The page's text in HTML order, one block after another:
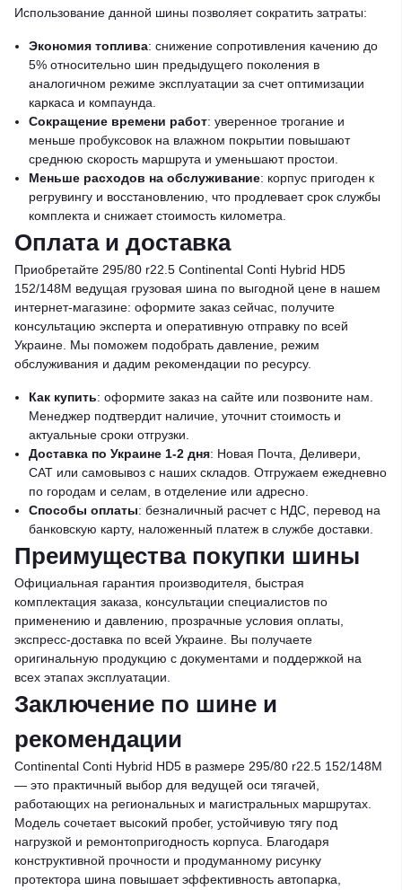
Использование данной шины позволяет сократить затраты:
Экономия топлива: снижение сопротивления качению до
5% относительно шин предыдущего поколения в
аналогичном режиме эксплуатации за счет оптимизации
каркаса и компаунда.
Сокращение времени работ: уверенное трогание и
меньше пробуксовок на влажном покрытии повышают
среднюю скорость маршрута и уменьшают простои.
Меньше расходов на обслуживание: корпус пригоден к
регрувингу и восстановлению, что продлевает срок службы
комплекта и снижает стоимость километра.
Оплата и доставка
Приобретайте 295/80 r22.5 Continental Conti Hybrid HD5
152/148M ведущая грузовая шина по выгодной цене в нашем
интернет-магазине: оформите заказ сейчас, получите
консультацию эксперта и оперативную отправку по всей
Украине. Мы поможем подобрать давление, режим
обслуживания и дадим рекомендации по ресурсу.
Как купить: оформите заказ на сайте или позвоните нам.
Менеджер подтвердит наличие, уточнит стоимость и
актуальные сроки отгрузки.
Доставка по Украине 1-2 дня: Новая Почта, Деливери,
САТ или самовывоз с наших складов. Отгружаем ежедневно
по городам и селам, в отделение или адресно.
Способы оплаты: безналичный расчет с НДС, перевод на
банковскую карту, наложенный платеж в службе доставки.
Преимущества покупки шины
Официальная гарантия производителя, быстрая
комплектация заказа, консультации специалистов по
применению и давлению, прозрачные условия оплаты,
экспресс-доставка по всей Украине. Вы получаете
оригинальную продукцию с документами и поддержкой на
всех этапах эксплуатации.
Заключение по шине и
рекомендации
Continental Conti Hybrid HD5 в размере 295/80 r22.5 152/148M
— это практичный выбор для ведущей оси тягачей,
работающих на региональных и магистральных маршрутах.
Модель сочетает высокий пробег, устойчивую тягу под
нагрузкой и ремонтопригодность корпуса. Благодаря
конструктивной прочности и продуманному рисунку
протектора шина повышает эффективность автопарка,